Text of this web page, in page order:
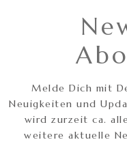
Melde Dich mit
Neuigkeiten und
wird zurzeit ca.
weitere aktuelle